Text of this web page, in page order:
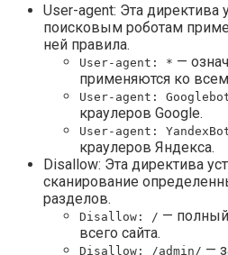
User-agent: Эта директива
поисковым роботам
ней правила.
User-agent: * —
применяются ко
User-agent:
краулеров Google.
User-agent:
краулеров Яндекса.
Disallow: Эта директива
сканирование
разделов.
Disallow: / — полный
всего сайта.
Disallow: /admin/ —